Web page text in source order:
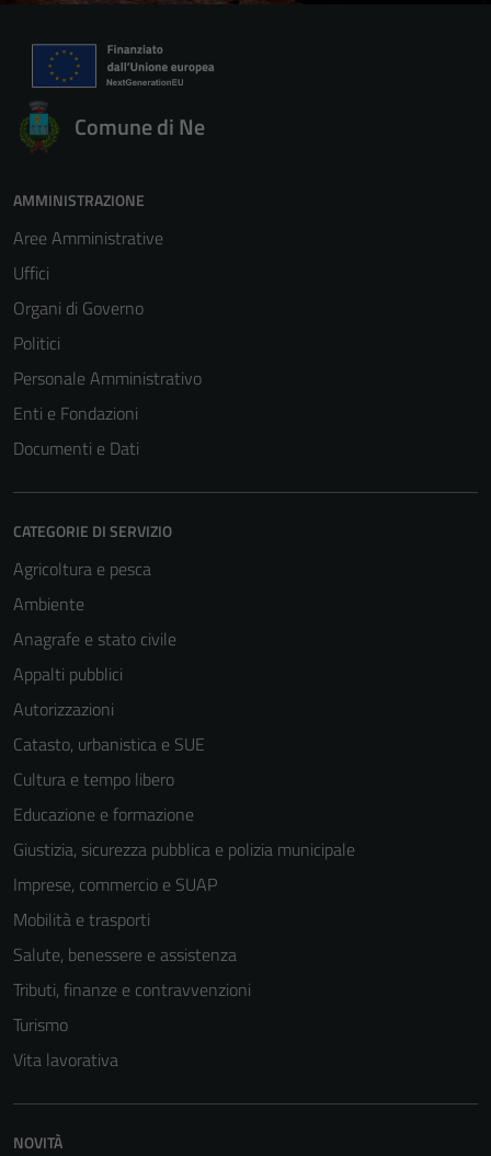
Comune di Ne
AMMINISTRAZIONE
Aree Amministrative
Uffici
Organi di Governo
Politici
Personale Amministrativo
Enti e Fondazioni
Documenti e Dati
CATEGORIE DI SERVIZIO
Agricoltura e pesca
Ambiente
Anagrafe e stato civile
Appalti pubblici
Autorizzazioni
Catasto, urbanistica e SUE
Cultura e tempo libero
Educazione e formazione
Giustizia, sicurezza pubblica e polizia municipale
Imprese, commercio e SUAP
Mobilità e trasporti
Salute, benessere e assistenza
Tributi, finanze e contravvenzioni
Turismo
Vita lavorativa
NOVITÀ